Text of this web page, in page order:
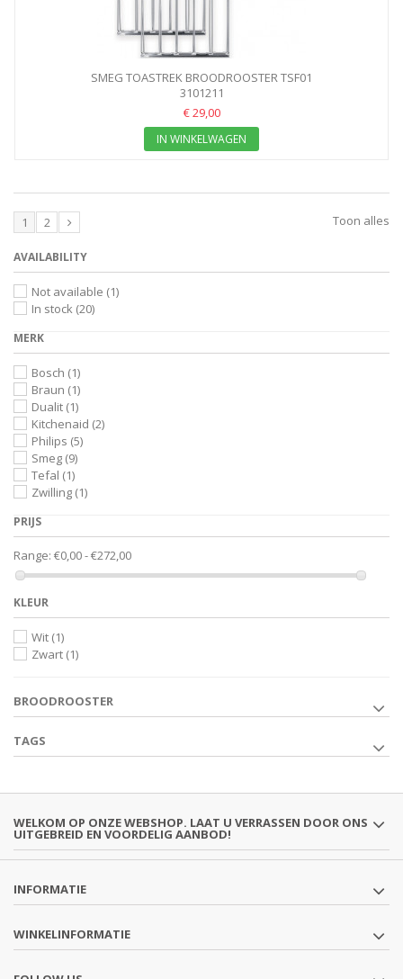
SMEG TOASTREK BROODROOSTER TSF01
3101211
€ 29,00
IN WINKELWAGEN
Toon alles
1 2
AVAILABILITY
Not available (1)
In stock (20)
MERK
Bosch (1)
Braun (1)
Dualit (1)
Kitchenaid (2)
Philips (5)
Smeg (9)
Tefal (1)
Zwilling (1)
PRIJS
Range: €0,00 - €272,00
KLEUR
Wit (1)
Zwart (1)
BROODROOSTER
TAGS
WELKOM OP ONZE WEBSHOP. LAAT U VERRASSEN DOOR ONS
UITGEBREID EN VOORDELIG AANBOD!
INFORMATIE
WINKELINFORMATIE